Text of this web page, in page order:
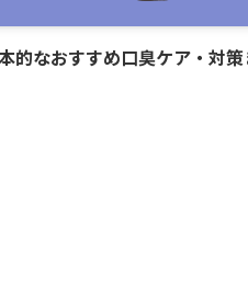
的なおすすめ口臭ケア・対